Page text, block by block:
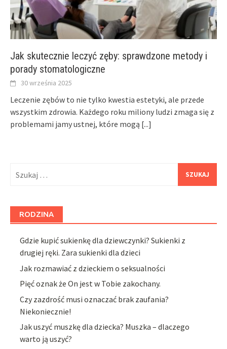
Jak skutecznie leczyć zęby: sprawdzone metody i
porady stomatologiczne
30 września 2025
Leczenie zębów to nie tylko kwestia estetyki, ale przede
wszystkim zdrowia. Każdego roku miliony ludzi zmaga się z
problemami jamy ustnej, które mogą [...]
RODZINA
Gdzie kupić sukienkę dla dziewczynki? Sukienki z
drugiej ręki. Zara sukienki dla dzieci
Jak rozmawiać z dzieckiem o seksualności
Pięć oznak że On jest w Tobie zakochany.
Czy zazdrość musi oznaczać brak zaufania?
Niekoniecznie!
Jak uszyć muszkę dla dziecka? Muszka – dlaczego
warto ją uszyć?